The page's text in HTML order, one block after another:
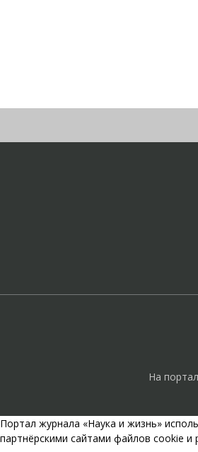
На
Портал журнала «Наука и жизнь»
партнёрскими сайтами файлов cookie и